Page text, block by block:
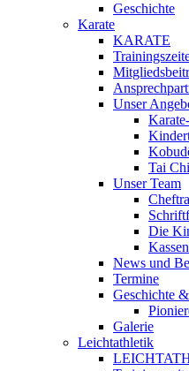
Geschichte
Karate
KARATE
Unser
Tai Chi
Unser Team
Die
News und
Termine
Geschichte
Galerie
Leichtathletik